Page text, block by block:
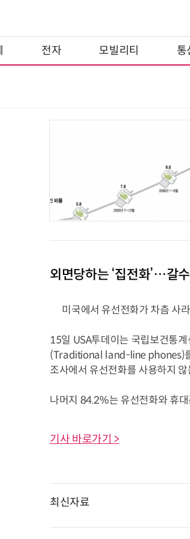
전자 모빌리티 통
외면당하는 ‘집전화’…갈
미국에서 유선전화가 차츰 사
15일 USA투데이는 국립보건통
(Traditional land-line phones)를
조사에서 유선전화를 사용하지
나머지 84.2%는 유선전화와 휴대
기사 바로가기 >
최신자료